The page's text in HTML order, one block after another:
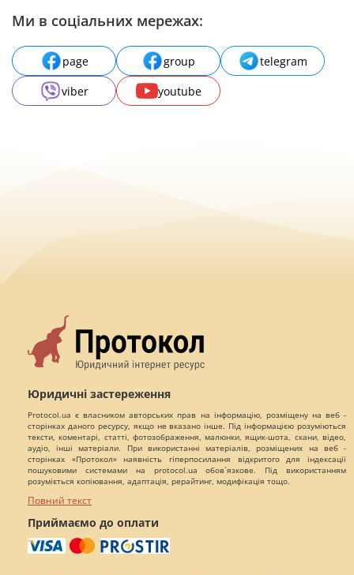
Ми в соціальних мережах:
page group
telegram
viber
youtube
Юридичні застереження
Protocol.ua є власником авторських прав на інформацію, розміщену на веб -
сторінках даного ресурсу, якщо не вказано інше. Під інформацією розуміються
тексти, коментарі, статті, фотозображення, малюнки, ящик-шота, скани, відео,
аудіо, інші матеріали. При використанні матеріалів, розміщених на веб -
сторінках «Протокол» наявність гіперпосилання відкритого для індексації
пошуковими системами на protocol.ua обов`язкове. Під використанням
розуміється копіювання, адаптація, рерайтинг, модифікація тощо.
Повний текст
Приймаємо до оплати